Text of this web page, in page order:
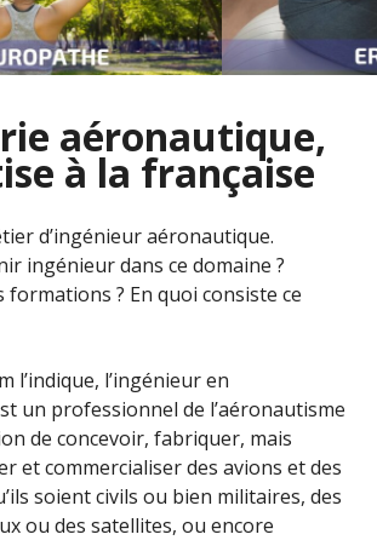
métier en fort
dans le secteur
aéronautique,
à la française
d’ingénieur aéronautique.
ingénieur dans ce domaine ?
formations ? En quoi consiste ce
l’indique, l’ingénieur en
un professionnel de l’aéronautisme
de concevoir, fabriquer, mais
et commercialiser des avions et des
soient civils ou bien militaires, des
ou des satellites, ou encore